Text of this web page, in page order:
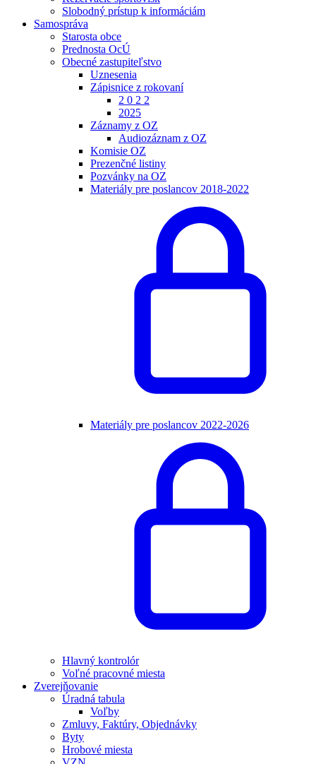
Slobodný prístup k informáciám
Samospráva
Starosta obce
Prednosta OcÚ
Obecné zastupiteľstvo
Uznesenia
Zápisnice z rokovaní
2 0 2 2
2025
Záznamy z OZ
Audiozáznam z OZ
Komisie OZ
Prezenčné listiny
Pozvánky na OZ
Materiály pre poslancov 2018-2022
Materiály pre poslancov 2022-2026
Hlavný kontrolór
Voľné pracovné miesta
Zverejňovanie
Úradná tabula
Voľby
Zmluvy, Faktúry, Objednávky
Byty
Hrobové miesta